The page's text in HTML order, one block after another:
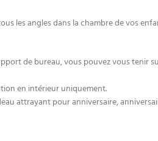
les angles dans la chambre de vos
de bureau, vous pouvez vous tenir
en intérieur uniquement.
attrayant pour anniversaire,